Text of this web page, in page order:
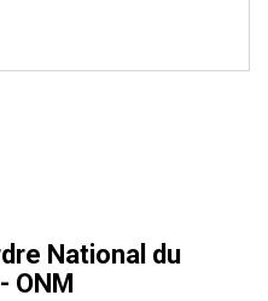
National du
ONM